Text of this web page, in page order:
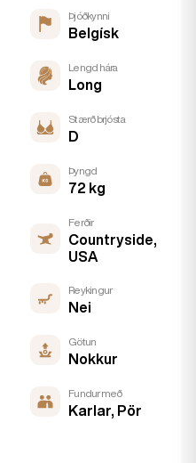
Þjóðkynni
Belgísk
Lengd hára
Long
Stærð brjósta
D
Þyngd
72 kg
Ferðir
Countryside,
USA
Reykingur
Nei
Götun
Nokkur
Fundur með
Karlar, Pör